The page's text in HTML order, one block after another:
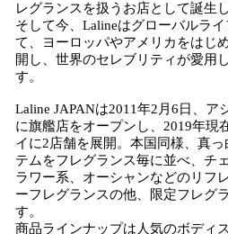
レグランスを扱うお店として誕生
そして今、Lalineはグローバルラ
て、ヨーロッパやアメリカをはじ
開し、世界のセレブリティが愛用
す。
Laline JAPANは2011年2月6日、ア
に旗艦店をオープンし、2019年現
イに2店舗を展開。本国同様、真
テムをフレグランス毎に並べ、チ
ラワー系、オーシャンなどのリフ
ーフレグランスの他、限定フレグ
す。
商品ラインナップは人気のボディ